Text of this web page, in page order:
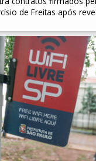
de Freitas após